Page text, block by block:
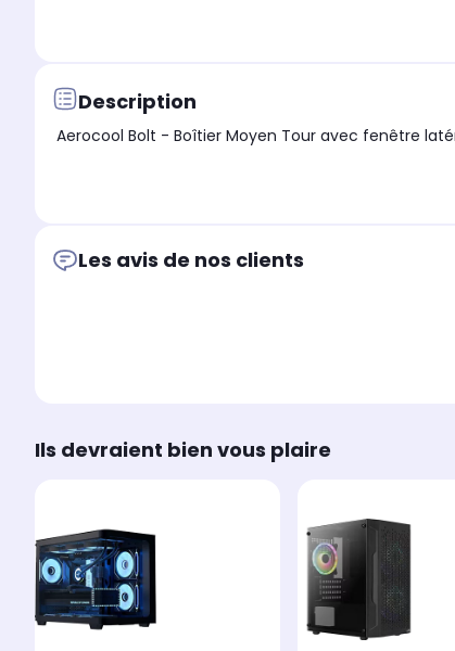
Description
Aerocool Bolt - Boîtier Moyen Tour avec fenêtre
Les avis de nos clients
Ils devraient bien vous plaire